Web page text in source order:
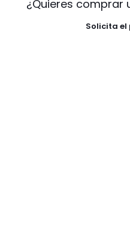
¿Quieres comprar
Solicita el